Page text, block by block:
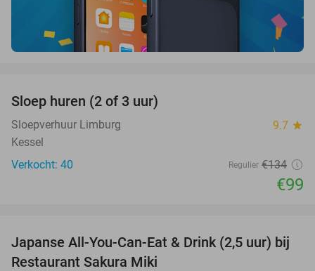
Sloep huren (2 of 3 uur)
Sloepverhuur Limburg 9.7 star
Kessel
Verkocht: 40
Regulier €134
€99
13%
Japanse All-You-Can-Eat & Drink (2,5 uur) bij
Restaurant Sakura Miki